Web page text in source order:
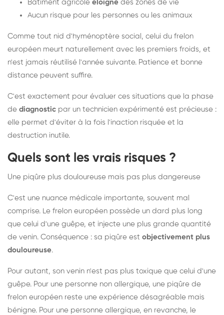
Bâtiment agricole éloigné des zones de vie
Aucun risque pour les personnes ou les animaux
Comme tout nid d'hyménoptère social, celui du frelon
européen meurt naturellement avec les premiers froids, et
n'est jamais réutilisé l'année suivante. Patience et bonne
distance peuvent suffire.
C'est exactement pour évaluer ces situations que la phase
de diagnostic par un technicien expérimenté est précieuse :
elle permet d'éviter à la fois l'inaction risquée et la
destruction inutile.
Quels sont les vrais risques ?
Une piqûre plus douloureuse mais pas plus dangereuse
C'est une nuance médicale importante, souvent mal
comprise. Le frelon européen possède un dard plus long
que celui d'une guêpe, et injecte une plus grande quantité
de venin. Conséquence : sa piqûre est objectivement plus
douloureuse.
Pour autant, son venin n'est pas plus toxique que celui d'une
guêpe. Pour une personne non allergique, une piqûre de
frelon européen reste une expérience désagréable mais
bénigne. Pour une personne allergique, en revanche, le